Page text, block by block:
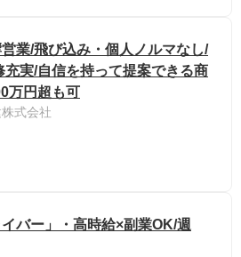
業/飛び込み・個人ノルマなし/
充実/自信を持って提案できる商
万円超も可
式会社
イバー」・高時給×副業OK/週